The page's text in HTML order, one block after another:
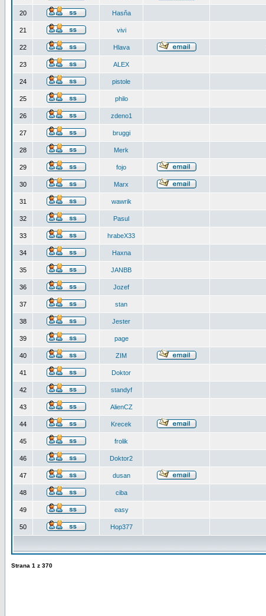
20 Hasňa
21 vivi
22 Hlava
23 ALEX
24 pistole
25 philo
26 zdeno1
27 bruggi
28 Merk
29 fojo
30 Marx
31 wawrik
32 Pasul
33 hrabeX33
34 Haxna
35 JANBB
36 Jozef
37 stan
38 Jester
39 page
40 ZIM
41 Doktor
42 standyf
43 AlienCZ
44 Krecek
45 frolik
46 Doktor2
47 dusan
48 ciba
49 easy
50 Hop377
Strana 1 z 370